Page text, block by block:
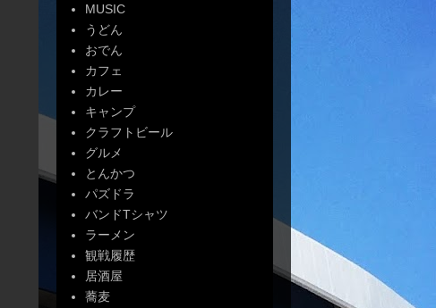
MUSIC
うどん
おでん
カフェ
カレー
キャンプ
クラフトビール
グルメ
とんかつ
パズドラ
バンドTシャツ
ラーメン
観戦履歴
居酒屋
蕎麦